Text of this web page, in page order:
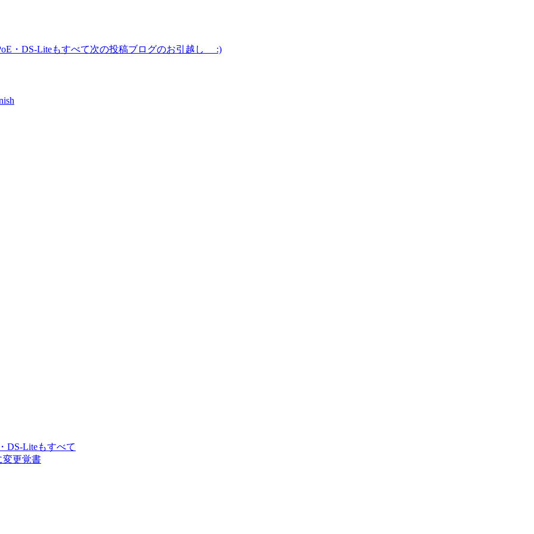
・DS-Liteもすべて次の投稿ブログのお引越し :)
DS-Liteもすべて
変更覚書